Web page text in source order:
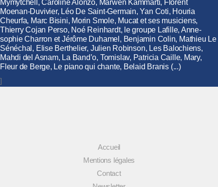
Moenan-Duvivier, Léo De Saint-Germain, Yan Coti, Houria
Cheurfa, Marc Bisini, Morin Smole, Mucat et ses musiciens,
Thierry Cojan Perso, Noé Reinhardt, le groupe Lafille, Anne-
sophie Charron et Jérôme Duhamel, Benjamin Colin, Mathieu Le
Sénéchal, Elise Berthelier, Julien Robinson, Les Balochiens,
Mahdi del Asnam, La Band’o, Tomislav, Patricia Caille, Mary,
Fleur de Berge, Le piano qui chante, Belaid Branis (...)
]
Accueil
Mentions légales
Contact